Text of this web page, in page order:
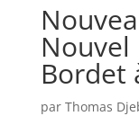
Nouvel
Bordet
par Thomas